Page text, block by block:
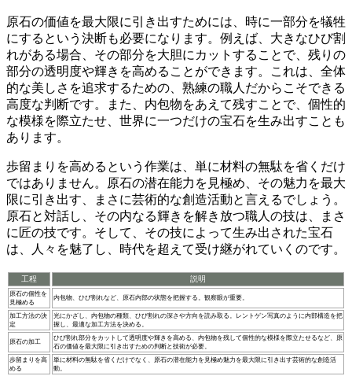
原石の価値を最大限に引き出すためには、時に一部分を犠牲
にするという決断も必要になります。 例えば、大きなひび割
れがある場合、その部分を大胆にカットすることで、残りの
部分の透明度や輝きを高めることができます。これは、全体
的な美しさを追求するための、熟練の職人だからこそできる
高度な判断です。また、内包物をあえて残すことで、個性的
な模様を際立たせ、世界に一つだけの宝石を生み出すことも
あります。
歩留まりを高めるという作業は、単に材料の無駄を省くだけ
ではありません。
原石の潜在能力を見極め、その魅力を最大
限に引き出す、まさに芸術的な創造活動と言えるでしょう。
原石と対話し、その内なる輝きを解き放つ職人の技は、まさ
に匠の技です。そして、その技によって生み出された宝石
は、人々を魅了し、時代を超えて受け継がれていくのです。
工程 説明
原石の個性を
見極める
内包物、ひび割れなど、原石内部の状態を把握する。観察眼が重要。
加工方法の決
定
光にかざし、内包物の種類、ひび割れの深さや方向を読み取る。レントゲン写真のように内部構造を把
握し、最適な加工方法を決める。
原石の加工
ひび割れ部分をカットして透明度や輝きを高める、内包物を残して個性的な模様を際立たせるなど、原
石の価値を最大限に引き出すための判断と技術が必要。
歩留まりを高
める
単に材料の無駄を省くだけでなく、原石の潜在能力を見極め魅力を最大限に引き出す芸術的な創造活
動。